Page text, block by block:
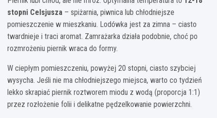
stopni Celsjusza – spiżarnia, piwnica lub chłodniejsze
pomieszczenie w mieszkaniu. Lodówka jest za zimna – ciasto
twardnieje i traci aromat. Zamrażarka działa podobnie, choć po
rozmrożeniu piernik wraca do formy.
W ciepłym pomieszczeniu, powyżej 20 stopni, ciasto szybciej
wysycha. Jeśli nie ma chłodniejszego miejsca, warto co tydzień
lekko skrapiać piernik roztworem miodu z wodą (proporcja 1:1)
przez rozłożenie folii i delikatne pędzelkowanie powierzchni.